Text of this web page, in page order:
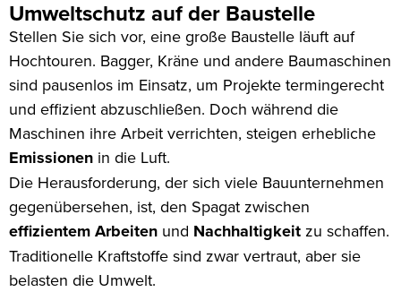
Umweltschutz auf der Baustelle
Stellen Sie sich vor, eine große Baustelle läuft auf
Hochtouren. Bagger, Kräne und andere Baumaschinen
sind pausenlos im Einsatz, um Projekte termingerecht
und effizient abzuschließen. Doch während die
Maschinen ihre Arbeit verrichten, steigen erhebliche
Emissionen in die Luft.
Die Herausforderung, der sich viele Bauunternehmen
gegenübersehen, ist, den Spagat zwischen
effizientem Arbeiten und Nachhaltigkeit zu schaffen.
Traditionelle Kraftstoffe sind zwar vertraut, aber sie
belasten die Umwelt.